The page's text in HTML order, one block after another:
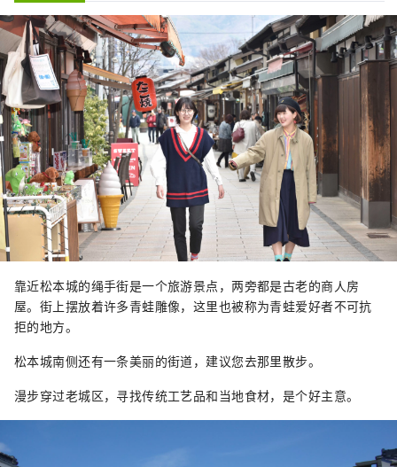
靠近松本城的绳手街是一个旅游景点，两旁都是古老的商人房
屋。街上摆放着许多青蛙雕像，这里也被称为青蛙爱好者不可抗
拒的地方。
松本城南侧还有一条美丽的街道，建议您去那里散步。
漫步穿过老城区，寻找传统工艺品和当地食材，是个好主意。